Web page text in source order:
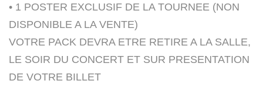
• 1 POSTER EXCLUSIF DE LA TOURNEE (NON
DISPONIBLE A LA VENTE)
VOTRE PACK DEVRA ETRE RETIRE A LA SALLE,
LE SOIR DU CONCERT ET SUR PRESENTATION
DE VOTRE BILLET